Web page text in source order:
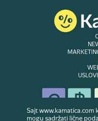
Sajt www.kamatica.com
mogu sadržati lične